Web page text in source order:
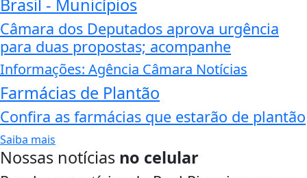
Brasil - Municípios
Câmara dos Deputados aprova urgência
para duas propostas; acompanhe
Informações: Agência Câmara Notícias
Farmácias de Plantão
Confira as farmácias que estarão de plantão
Saiba mais
Nossas notícias no celular